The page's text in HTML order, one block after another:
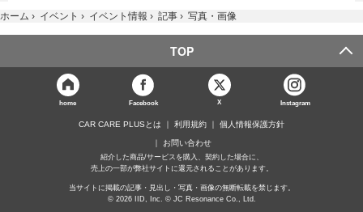
ホーム › イベント › イベント情報 › 記事 › 写真・画像
TOP
home Facebook X Instagram
CAR CARE PLUSとは 利用規約 個人情報保護方針
お問い合わせ
紹介した商品/サービスを購入、契約した場合に、
売上の一部が弊社サイトに還元されることがあります。
当サイトに掲載の記事・見出し・写真・画像の無断転載を禁じます。
© 2026 IID, Inc. © JC Resonance Co., Ltd.